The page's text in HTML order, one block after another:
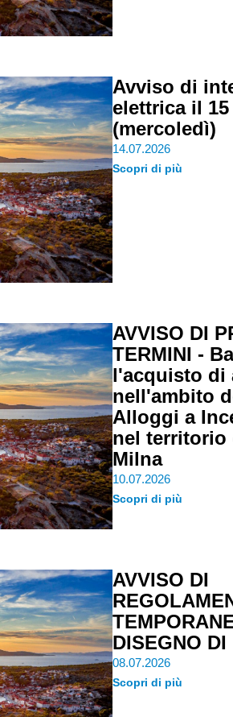
Avviso di
elettrica il
(mercoledì)
14.07.2026
Scopri di più
AVVISO DI
TERMINI -
l'acquisto di
nell'ambito
Alloggi a
nel territorio
Milna
10.07.2026
Scopri di più
AVVISO DI
DISEGNO DI
08.07.2026
Scopri di più